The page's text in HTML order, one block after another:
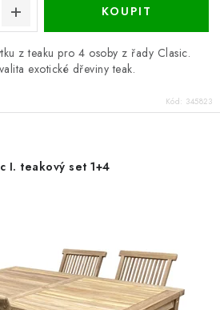
z teaku pro 4 osoby z řady Clasic.
exotické dřeviny teak.
Kód: 345823
I. teakový set 1+4